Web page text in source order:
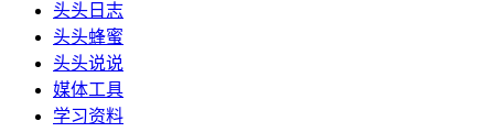
头头日志
头头蜂蜜
头头说说
媒体工具
学习资料